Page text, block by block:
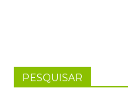
PESQUISAR